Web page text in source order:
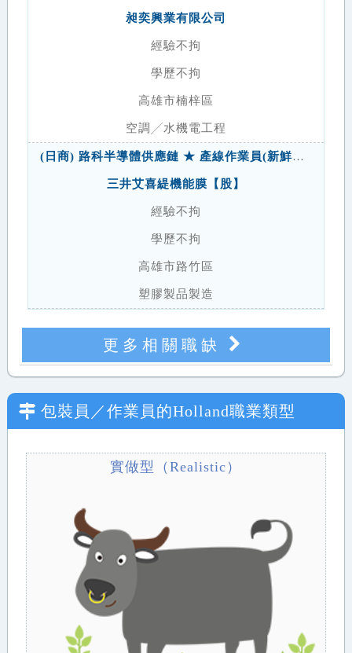
昶奕興業有限公司
經驗不拘
學歷不拘
高雄市楠梓區
空調╱水機電工程
(日商) 路科半導體供應鏈 ★ 產線作業員(新鮮人可)
三井艾喜緹機能膜【股】
經驗不拘
學歷不拘
高雄市路竹區
塑膠製品製造
更多相關職缺
包裝員／作業員 的Holland職業類型
實做型（Realistic）